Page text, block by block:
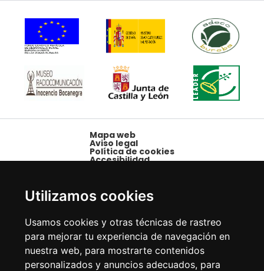
Utilizamos cookies
Usamos cookies y otras técnicas de rastreo
para mejorar tu experiencia de navegación en
nuestra web, para mostrarte contenidos
personalizados y anuncios adecuados, para
Mapa web
Aviso legal
Política de cookies
Accesibilidad
09250 Belorado,
Burgos
Fax: 947 58 10 00